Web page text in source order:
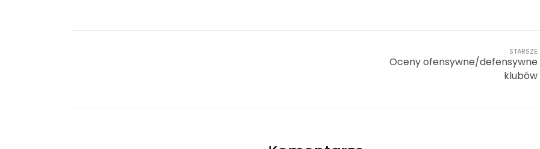
STARSZE
Oceny ofensywne/defensywne
klubów